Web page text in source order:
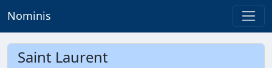
Nominis
Saint Laurent